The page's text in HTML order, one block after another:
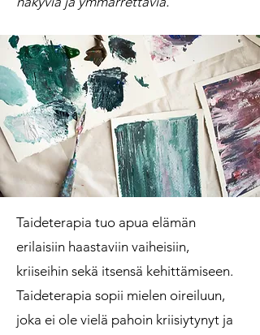
Taideterapia tuo apua elämän
erilaisiin haastaviin vaiheisiin,
kriiseihin sekä itsensä kehittämiseen.
Taideterapia sopii mielen oireiluun,
joka ei ole vielä pahoin kriisiytynyt ja